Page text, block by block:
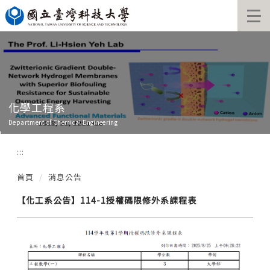
跳
到
主
要
內
容
區
化學工程系
Department of Chemical Engineering
:::
首頁 消息公告
【化工系公告】114-1授權碼限修外系課程表